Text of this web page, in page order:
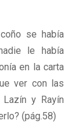
se había
le había
en la carta
ver con las
y Rayín
(pág.58)